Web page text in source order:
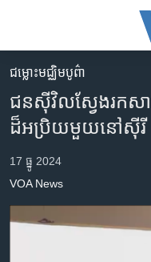
គេហទំព័រ​
ទាក់ទង
រំលង​
និង​
ទៅ​​
ទំព័រ​
ព័ត៌មាន​​
តែ​
កម្ពុជា
អន្តរជាតិ
អាមេរិក
ចិន
កម្ពុជាច្នៃប្រតិដ្ឋ
ជម្លោះមជ្ឈិមបូព៌ា
ជនស៊ីវិល​ស្វែងរក​សា
ដ៏​អប្រិយ​មួយ​នៅ​ស៊ីរី
17 ធ្នូ 2024
VOA News